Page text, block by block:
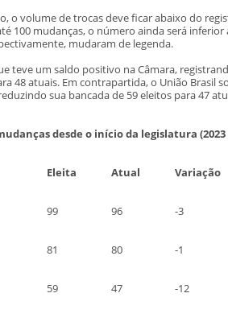
o volume de trocas deve ficar abaixo do
100 mudanças, o número ainda será inferior
mudaram de legenda.
teve um saldo positivo na Câmara,
48 atuais. Em contrapartida, o União Brasil
sua bancada de 59 eleitos para 47
desde o início da legislatura (2023
Eleita Atual Variação
99 96 -3
81 80 -1
59 47 -12